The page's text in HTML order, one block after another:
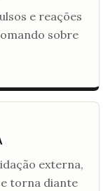
e reações
sobre
externa,
torna diante